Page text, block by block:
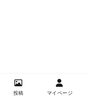
投稿 マイページ